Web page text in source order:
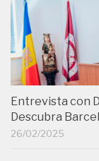
Entrevista con
Descubra
26/02/2025